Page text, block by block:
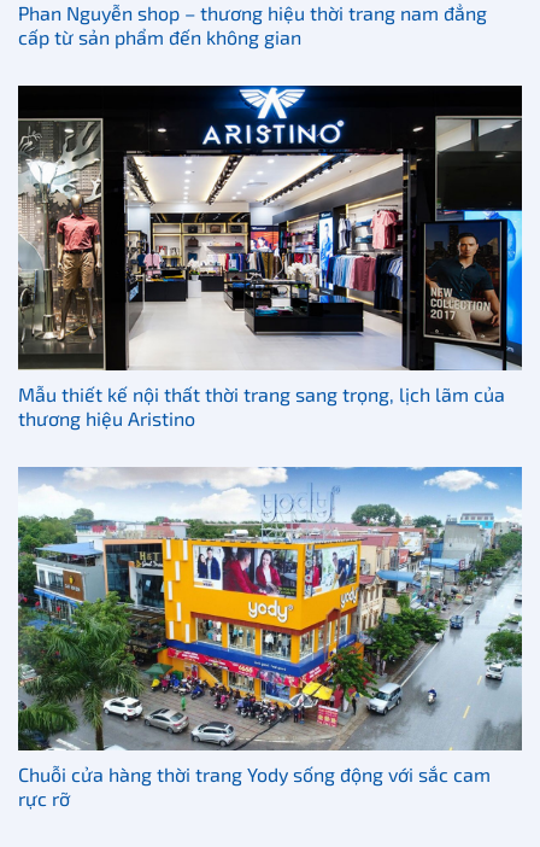
Phan Nguyễn shop – thương hiệu thời trang nam đẳng
cấp từ sản phẩm đến không gian
Mẫu thiết kế nội thất thời trang sang trọng, lịch lãm của
thương hiệu Aristino
Chuỗi cửa hàng thời trang Yody sống động với sắc cam
rực rỡ